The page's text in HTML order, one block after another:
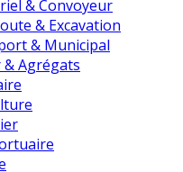
& Convoyeur
& Excavation
& Municipal
Agrégats